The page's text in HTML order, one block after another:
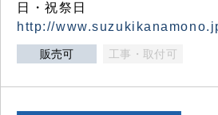
日・祝祭日
http://
販売可 工事・取付可